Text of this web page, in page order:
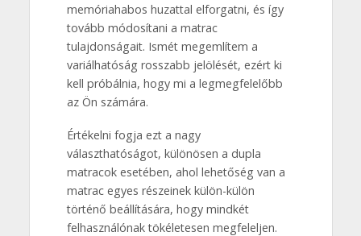
memóriahabos huzattal elforgatni, és így
tovább módosítani a matrac
tulajdonságait. Ismét megemlítem a
variálhatóság rosszabb jelölését, ezért ki
kell próbálnia, hogy mi a legmegfelelőbb
az Ön számára.
Értékelni fogja ezt a nagy
választhatóságot, különösen a dupla
matracok esetében, ahol lehetőség van a
matrac egyes részeinek külön-külön
történő beállítására, hogy mindkét
felhasználónak tökéletesen megfeleljen.